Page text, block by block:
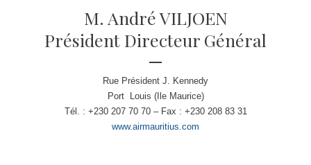
M. André VILJOEN
Président Directeur Général
Rue Président J. Kennedy
Port Louis (Ile Maurice)
Tél. : +230 207 70 70 – Fax : +230 208 83 31
www.airmauritius.com